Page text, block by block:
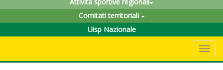
Attività sportive regionali
Comitati territoriali
Uisp Nazionale